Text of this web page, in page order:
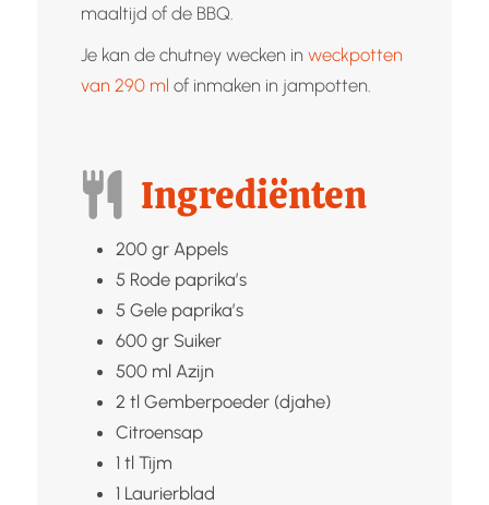
maaltijd of de BBQ.
Je kan de chutney wecken in weckpotten
van 290 ml of inmaken in jampotten.
Ingrediënten
200 gr Appels
5 Rode paprika’s
5 Gele paprika’s
600 gr Suiker
500 ml Azijn
2 tl Gemberpoeder (djahe)
Citroensap
1 tl Tijm
1 Laurierblad